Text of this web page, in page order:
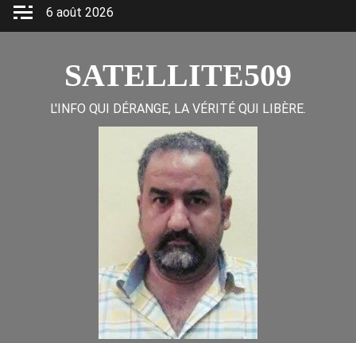
Skip
6 août 2026
SATELLITE509
L'INFO QUI DÉRANGE, LA VÉRITÉ QUI LIBÈRE.